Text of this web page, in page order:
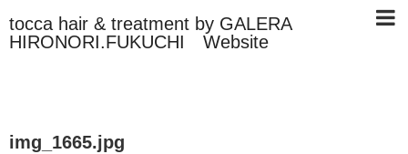
tocca hair & treatment by GALERA
HIRONORI.FUKUCHI Website
img_1665.jpg